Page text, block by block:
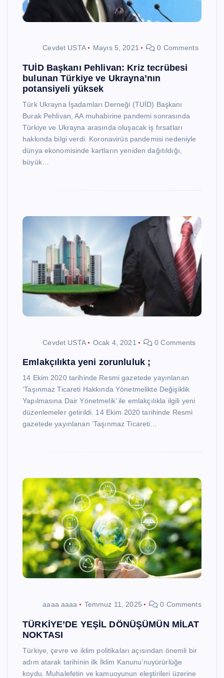
Cevdet USTA Mayıs 5, 2021 0 Comments
TUİD Başkanı Pehlivan: Kriz tecrübesi
bulunan Türkiye ve Ukrayna’nın
potansiyeli yüksek
Türk Ukrayna İşadamları Derneği (TUİD) Başkanı
Burak Pehlivan, AA muhabirine pandemi sonrasında
Türkiye ve Ukrayna arasında oluşacak iş fırsatları
hakkında bilgi verdi. Koronavirüs pandemisi nedeniyle
dünya ekonomisinde kartların yeniden dağıtıldığı,
büyük…
Cevdet USTA Ocak 4, 2021 0 Comments
Emlakçılıkta yeni zorunluluk ;
14 Ekim 2020 tarihinde Resmi gazetede yayınlanan
‘Taşınmaz Ticareti Hakkında Yönetmelikte Değişiklik
Yapılmasına Dair Yönetmelik’ ile emlakçılıkla ilgili yeni
düzenlemeler getirildi. 14 Ekim 2020 tarihinde Resmi
gazetede yayınlanan ‘Taşınmaz Ticareti…
aaaa aaaa Temmuz 11, 2025 0 Comments
TÜRKİYE’DE YEŞİL DÖNÜŞÜMÜN MİLAT
NOKTASI
Türkiye, çevre ve iklim politikaları açısından önemli bir
adım atarak tarihinin ilk İklim Kanunu’nuyürürlüğe
koydu. Muhalefetin ve kamuoyunun eleştirileri üzerine